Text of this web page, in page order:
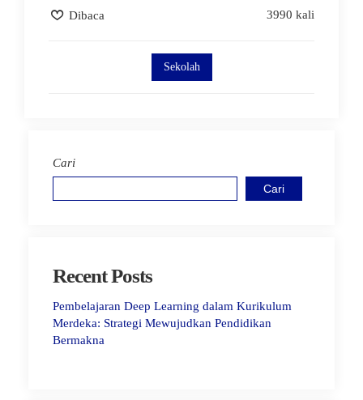
Dibaca 3990 kali
Sekolah
Cari
Cari
Recent Posts
Pembelajaran Deep Learning dalam Kurikulum
Merdeka: Strategi Mewujudkan Pendidikan
Bermakna